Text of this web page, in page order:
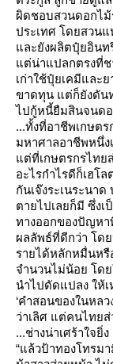
ผิดชอบสวนดอกไม้
ประเทศ โดยสวน
ละยังผลิตปุ๋ยอินท
ต่น่าแปลกตรงที่ช
เก่าใช้ปุ๋ยเคมีและ
ขาดทุน แต่ก็ยังดัน
ไปกู้หนี้ยืมสินจนด
...ทั้งที่อาชีพเกษตร
มหาศาลอาชีพหนึ่ง
ต่ที่เกษตรกรไทย
อะไรกำไรดีก็เฮโ
กันเจ๊งระเนระนา
ตายไปเลยก็มี ซึ่งเ
ทางออกของปัญหา
ผลลัพธ์ที่ดีกว่า โด
รายได้หลักหมื่นหรื
จำนวนไม่น้อย โด
นำไปดัดแปลง ให้
‘คำสอนของในหล
ว่าเลิศ แต่คนไทย
...ช่างน่าเศร้าใจยิ่ง
“แล้วป้าทองโทรม